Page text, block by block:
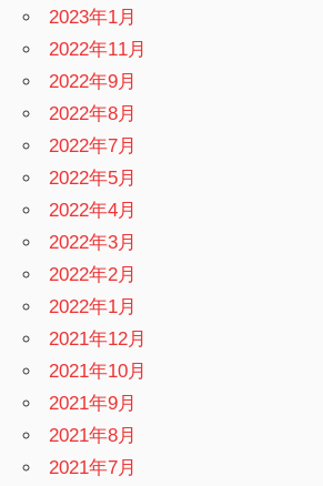
2023年1月
2022年11月
2022年9月
2022年8月
2022年7月
2022年5月
2022年4月
2022年3月
2022年2月
2022年1月
2021年12月
2021年10月
2021年9月
2021年8月
2021年7月